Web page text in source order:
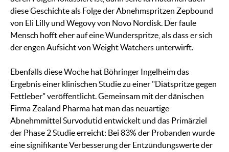
diese Geschichte als Folge der Abnehmspritzen Zepbound
von Eli Lilly und Wegovy von Novo Nordisk. Der faule
Mensch hofft eher auf eine Wunderspritze, als dass er sich
der engen Aufsicht von Weight Watchers unterwirft.
Ebenfalls diese Woche hat Böhringer Ingelheim das
Ergebnis einer klinischen Studie zu einer "Diätspritze gegen
Fettleber" veröffentlicht. Gemeinsam mit der dänischen
Firma Zealand Pharma hat man das neuartige
Abnehmmittel Survodutid entwickelt und das Primärziel
der Phase 2 Studie erreicht: Bei 83% der Probanden wurde
eine signifikante Verbesserung der Entzündungswerte der